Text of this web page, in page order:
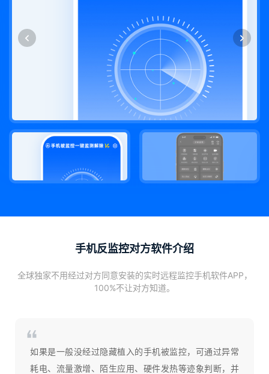
手机反监控对方软件介绍
全球独家不用经过对方同意安装的实时远程监控手机软件APP，
100%不让对方知道。
‌如果是一般没经过隐藏植入的手机被监控，可通过异常
耗电、流量激增、陌生应用、硬件发热等迹象判断，并